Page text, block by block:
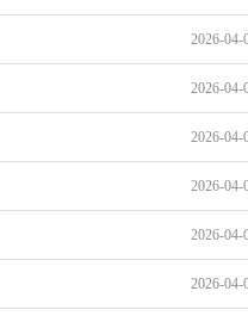
2026-04-
2026-04-
2026-04-
2026-04-
2026-04-
2026-04-